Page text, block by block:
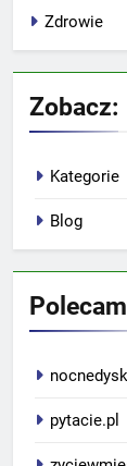
Zdrowie
Zobacz:
Kategorie
Blog
pytacie.pl